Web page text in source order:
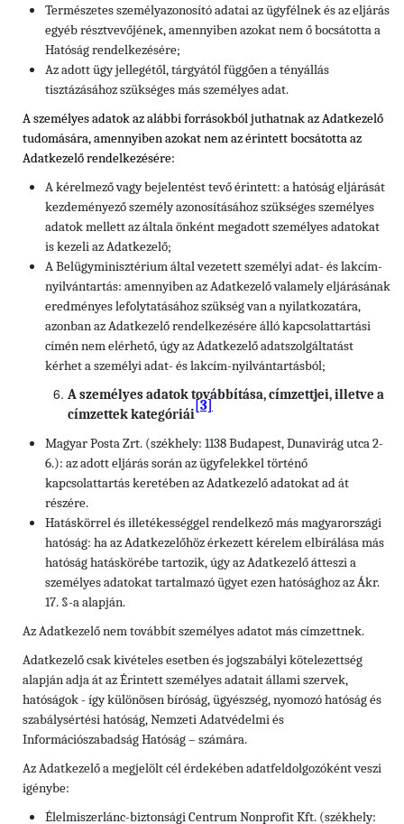
Természetes személyazonosító adatai az ügyfélnek és az eljárás
egyéb résztvevőjének, amennyiben azokat nem ő bocsátotta a
Hatóság rendelkezésére;
Az adott ügy jellegétől, tárgyától függően a tényállás
tisztázásához szükséges más személyes adat.
A személyes adatok az alábbi forrásokból juthatnak az Adatkezelő
tudomására, amennyiben azokat nem az érintett bocsátotta az
Adatkezelő rendelkezésére:
A kérelmező vagy bejelentést tevő érintett: a hatóság eljárását
kezdeményező személy azonosításához szükséges személyes
adatok mellett az általa önként megadott személyes adatokat
is kezeli az Adatkezelő;
A Belügyminisztérium által vezetett személyi adat- és lakcím-
nyilvántartás: amennyiben az Adatkezelő valamely eljárásának
eredményes lefolytatásához szükség van a nyilatkozatára,
azonban az Adatkezelő rendelkezésére álló kapcsolattartási
címén nem elérhető, úgy az Adatkezelő adatszolgáltatást
kérhet a személyi adat- és lakcím-nyilvántartásból;
A személyes adatok továbbítása, címzettjei, illetve a
címzettek kategóriái
[3]
Magyar Posta Zrt. (székhely: 1138 Budapest, Dunavirág utca 2-
6.): az adott eljárás során az ügyfelekkel történő
kapcsolattartás keretében az Adatkezelő adatokat ad át
részére.
Hatáskörrel és illetékességgel rendelkező más magyarországi
hatóság: ha az Adatkezelőhöz érkezett kérelem elbírálása más
hatóság hatáskörébe tartozik, úgy az Adatkezelő átteszi a
személyes adatokat tartalmazó ügyet ezen hatósághoz az Ákr.
17. §-a alapján.
Az Adatkezelő nem továbbít személyes adatot más címzettnek.
Adatkezelő csak kivételes esetben és jogszabályi kötelezettség
alapján adja át az Érintett személyes adatait állami szervek,
hatóságok - így különösen bíróság, ügyészség, nyomozó hatóság és
szabálysértési hatóság, Nemzeti Adatvédelmi és
Információszabadság Hatóság – számára.
Az Adatkezelő a megjelölt cél érdekében adatfeldolgozóként veszi
igénybe:
Élelmiszerlánc-biztonsági Centrum Nonprofit Kft. (székhely: